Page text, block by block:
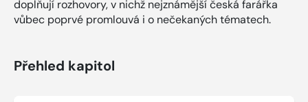
doplňují rozhovory, v nichž nejznámější česká farářka
vůbec poprvé promlouvá i o nečekaných tématech.
Přehled kapitol